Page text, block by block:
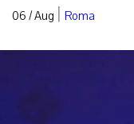
06 / Aug | Roma